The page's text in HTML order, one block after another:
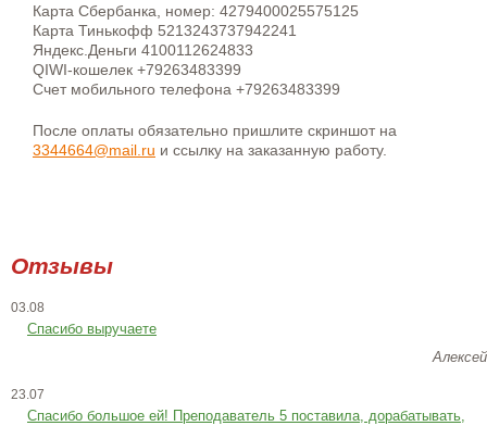
Карта Сбербанка, номер: 4279400025575125
Карта Тинькофф 5213243737942241
Яндекс.Деньги 4100112624833
QIWI-кошелек +79263483399
Счет мобильного телефона +79263483399
После оплаты обязательно пришлите скриншот на
3344664@mail.ru и ссылку на заказанную работу.
Отзывы
03.08
Спасибо выручаете
Алексей
23.07
Cпасибо большое ей! Преподаватель 5 поставила, дорабатывать,